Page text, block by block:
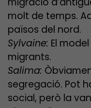
molt de temps.
països del nord.
Sylvaine: El
migrants.
Salima:
segregació. Pot
social, però la